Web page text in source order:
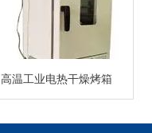
高温工业电热干燥烤箱